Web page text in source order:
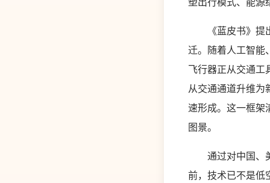
《蓝皮书》提出
迁。随着人工智能
飞行器正从交通工
从交通通道升维为
速形成。这一框架
图景。
通过对中国、美
前，技术已不是低